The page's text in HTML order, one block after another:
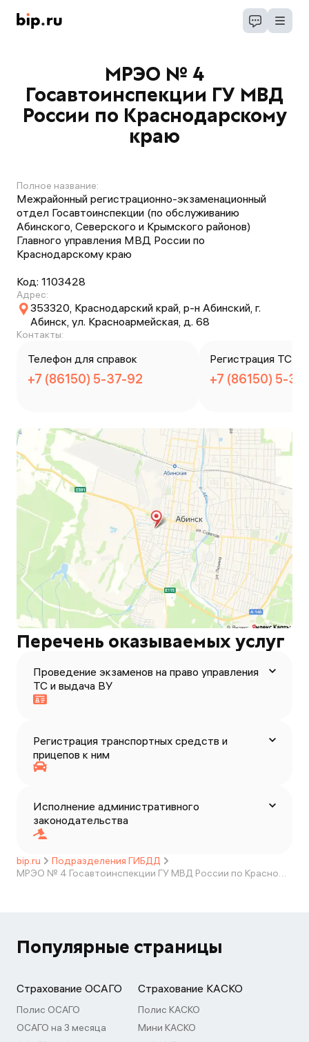
МРЭО № 4
Госавтоинспекции ГУ МВД
России по Краснодарскому
краю
Полное название:
Межрайонный регистрационно-экзаменационный
отдел Госавтоинспекции (по обслуживанию
Абинского, Северского и Крымского районов)
Главного управления МВД России по
Краснодарскому краю
Код: 1103428
Адрес:
353320, Краснодарский край, р-н Абинский, г.
Абинск, ул. Красноармейская, д. 68
Контакты:
Телефон для справок
+7 (86150) 5-37-92
Регистрация ТС
+7 (86150) 5-
Перечень оказываемых услуг
Проведение экзаменов на право управления
ТС и выдача ВУ
Регистрация транспортных средств и
прицепов к ним
Исполнение административного
законодательства
bip.ru
Подразделения ГИБДД
МРЭО № 4 Госавтоинспекции ГУ МВД России по Краснодарскому краю
Популярные страницы
Страхование ОСАГО
Полис ОСАГО
ОСАГО на 3 месяца
Страхование КАСКО
Полис КАСКО
Мини КАСКО